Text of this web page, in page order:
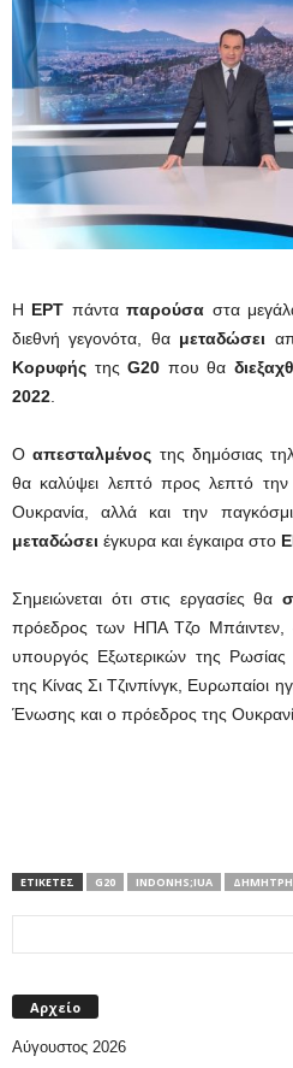
Η ΕΡΤ πάνταπαρούσα στα
διεθνή γεγονότα, θα μεταδώσει
Κορυφής τηςG20 που θα
2022
Οαπεσταλμένος της δημόσιας
θα καλύψει λεπτό προς λεπτό την
Ουκρανία, αλλά και την
μεταδώσει έγκυρα και έγκαιρα στο
Σημειώνεται ότι στις εργασίες θα
πρόεδρος των ΗΠΑ Τζο
υπουργός Εξωτερικών της
της Κίνας Σι Τζινπίνγκ, Ευρωπαίοι
Ένωσης και ο πρόεδρος της
ΕΤΙΚΕΤΕΣ G20 INDONHS;IUA
Αρχείο
Αύγουστος 2026